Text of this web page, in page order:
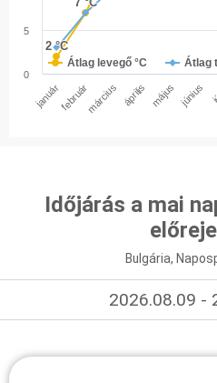
2 °C
2 °C
Átlag levegő °C Átlag
januárfebruármárcius április május június
0
5
Időjárás a mai
Bulgária,
2026.08.09 -